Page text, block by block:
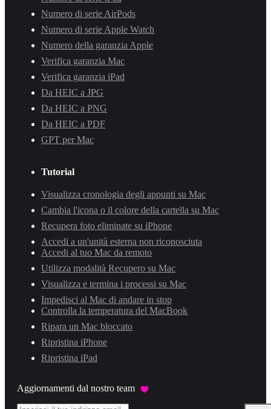
Numero di serie AirPods
Numero di serie Apple Watch
Numero della garanzia Apple
Verifica garanzia Mac
Verifica garanzia iPad
Da HEIC a JPG
Da HEIC a PNG
Da HEIC a PDF
GPT per Mac
Tutorial
Visualizza cronologia degli appunti su Mac
Cambia l'icona o il colore della cartella su Mac
Recupera foto eliminate su iPhone
Accedi a un'unità esterna non riconosciuta
Accedi al tuo Mac da remoto
Utilizza modalità Recupero su Mac
Visualizza e termina i processi su Mac
Impedisci al Mac di andare in stop
Controlla la temperatura del MacBook
Ripara un Mac bloccato
Ripristina iPhone
Ripristina iPad
Aggiornamenti dal nostro team